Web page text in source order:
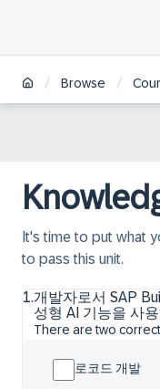
/ Browse /
It's time to put what
to pass this unit.
1.개발자로서 SAP
성형 AI 기능을 사
There are two
로코드 개발